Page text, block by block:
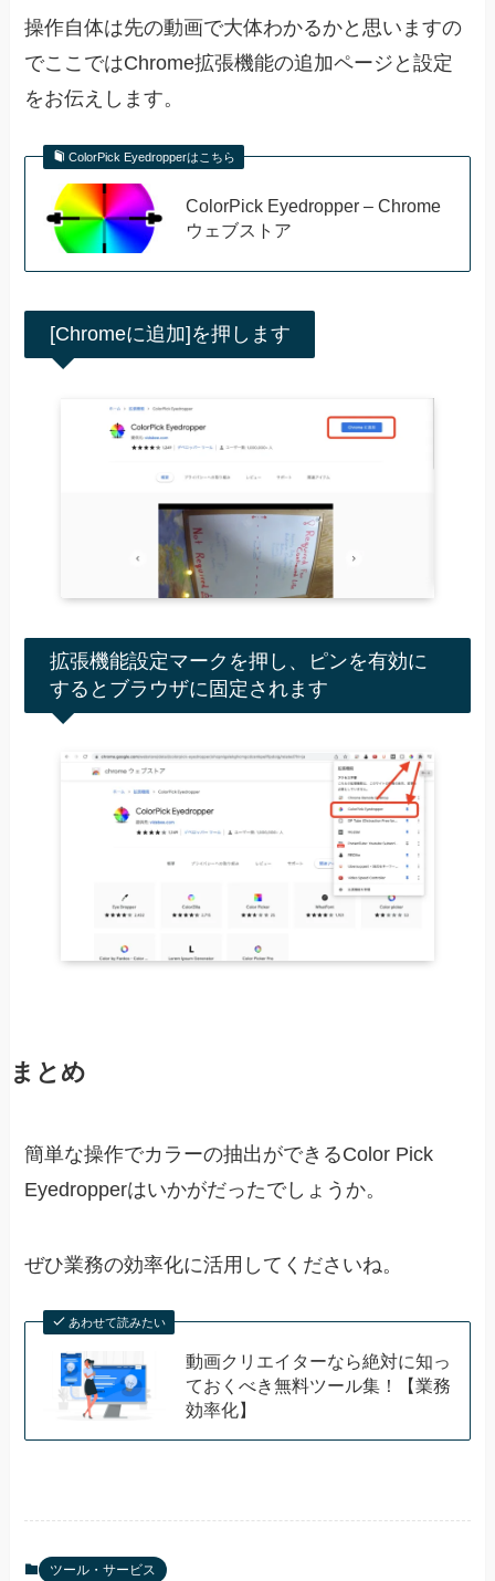
操作自体は先の動画で大体わかるかと思いますの
でここではChrome拡張機能の追加ページと設定
をお伝えします。
ColorPick Eyedropperはこちら
ColorPick Eyedropper – Chrome
ウェブストア
[Chromeに追加]を押します
拡張機能設定マークを押し、ピンを有効に
するとブラウザに固定されます
まとめ
簡単な操作でカラーの抽出ができるColor Pick
Eyedropperはいかがだったでしょうか。
ぜひ業務の効率化に活用してくださいね。
あわせて読みたい
動画クリエイターなら絶対に知っ
ておくべき無料ツール集！【業務
効率化】
ツール・サービス